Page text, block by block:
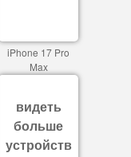
iPhone 17 Pro
Max
видеть
больше
устройств